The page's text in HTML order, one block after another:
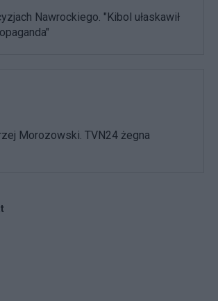
Nawrockiego. "Kibol ułaskawił
Morozowski. TVN24 żegna